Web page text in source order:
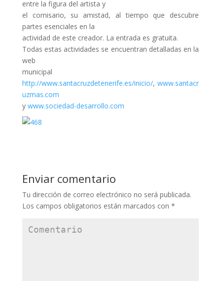
entre la figura del artista y
el comisario, su amistad, al tiempo que descubre
partes esenciales en la
actividad de este creador. La entrada es gratuita.
Todas estas actividades se encuentran detalladas en la
web
municipal
http://www.santacruzdetenerife.es/inicio/,www.santacr
uzmas.com
y www.sociedad-desarrollo.com
Enviar comentario
Tu dirección de correo electrónico no será publicada.
Los campos obligatorios están marcados con *